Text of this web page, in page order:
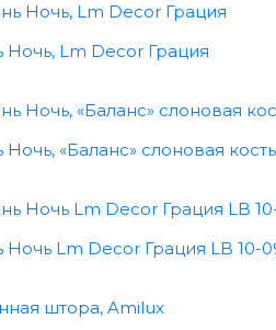
Lm Decor Грация
«Баланс» слоновая кость
Lm Decor Грация LB 10-